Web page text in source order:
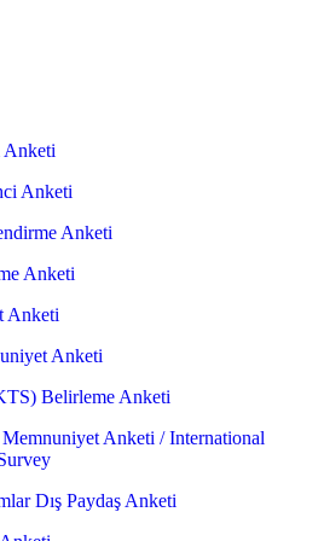
Anketi
Anketi
Anketi
Anketi
Anketi
Anketi
Belirleme Anketi
Memnuniyet Anketi / International
Dış Paydaş Anketi